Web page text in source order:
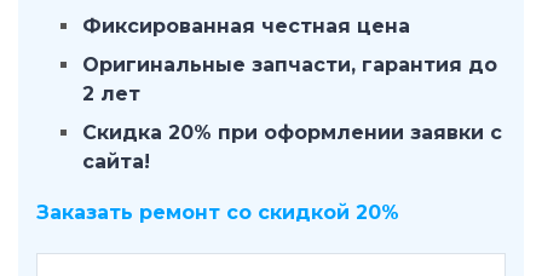
Фиксированная честная цена
Оригинальные запчасти, гарантия до
2 лет
Скидка 20% при оформлении заявки с
сайта!
Заказать ремонт со скидкой 20%